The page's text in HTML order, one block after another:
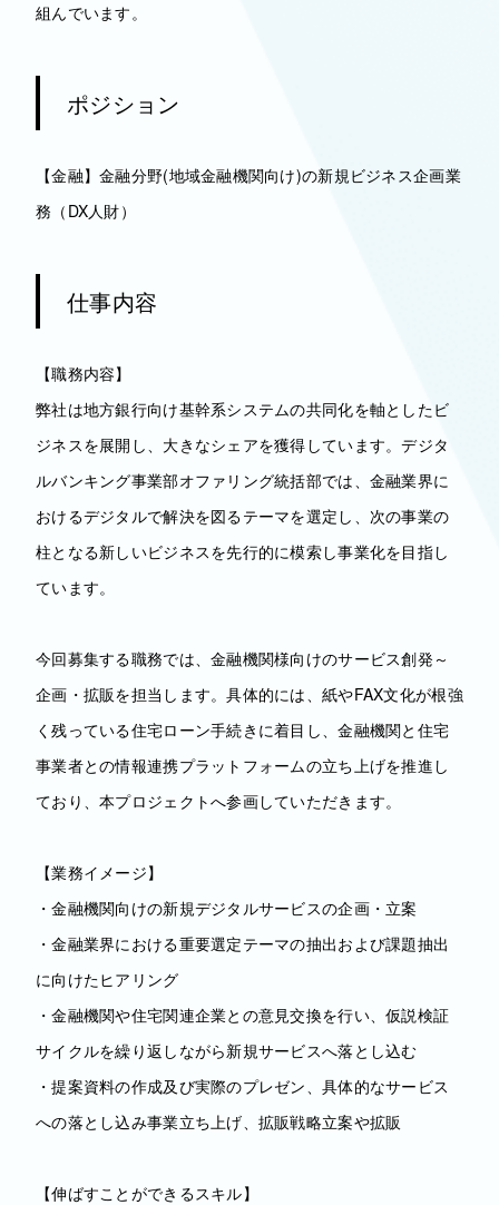
組んでいます。
ポジション
【金融】金融分野(地域金融機関向け)の新規ビジネス企画業
務（DX人財）
仕事内容
【職務内容】
弊社は地方銀行向け基幹系システムの共同化を軸としたビ
ジネスを展開し、大きなシェアを獲得しています。デジタ
ルバンキング事業部オファリング統括部では、金融業界に
おけるデジタルで解決を図るテーマを選定し、次の事業の
柱となる新しいビジネスを先行的に模索し事業化を目指し
ています。
今回募集する職務では、金融機関様向けのサービス創発～
企画・拡販を担当します。具体的には、紙やFAX文化が根強
く残っている住宅ローン手続きに着目し、金融機関と住宅
事業者との情報連携プラットフォームの立ち上げを推進し
ており、本プロジェクトへ参画していただきます。
【業務イメージ】
・金融機関向けの新規デジタルサービスの企画・立案
・金融業界における重要選定テーマの抽出および課題抽出
に向けたヒアリング
・金融機関や住宅関連企業との意見交換を行い、仮説検証
サイクルを繰り返しながら新規サービスへ落とし込む
・提案資料の作成及び実際のプレゼン、具体的なサービス
への落とし込み事業立ち上げ、拡販戦略立案や拡販
【伸ばすことができるスキル】